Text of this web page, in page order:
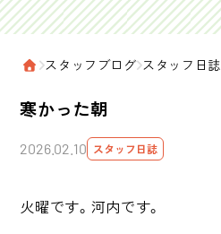
ホーム
›スタッフブログ›スタッフ日誌
寒かった朝
2026.02.10 スタッフ日誌
火曜です。河内です。